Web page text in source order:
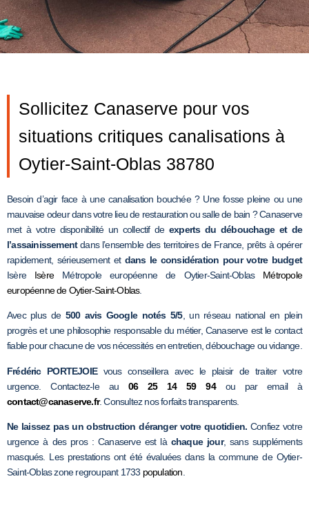
Sollicitez Canaserve pour vos
situations critiques canalisations à
Oytier-Saint-Oblas 38780
Besoin d’agir face à une canalisation bouchée ? Une fosse pleine ou une
mauvaise odeur dans votre lieu de restauration ou salle de bain ? Canaserve
met à votre disponibilité un collectif deexperts du débouchage et de
l’assainissementdans l’ensemble des territoires de France, prêts à opérer
rapidement, sérieusement et dans le considération pour votre budget
Isère IsèreMétropole européenne de Oytier-Saint-Oblas Métropole
européenne de Oytier-Saint-Oblas.
Avec plus de 500 avis Google notés 5/5, un réseau national en plein
progrès et une philosophie responsable du métier, Canaserve est le contact
fiable pour chacune de vos nécessités en entretien, débouchage ou vidange.
Frédéric PORTEJOIEvous conseillera avec le plaisir de traiter votre
urgence. Contactez-le au 06 25 14 59 94ou par email à
contact@canaserve.fr. Consultez nos forfaits transparents.
Ne laissez pas un obstruction déranger votre quotidien. Confiez votre
urgence à des pros : Canaserve est là chaque jour, sans suppléments
masqués. Les prestations ont été évaluées dans la commune de Oytier-
Saint-Oblas zone regroupant 1733 population